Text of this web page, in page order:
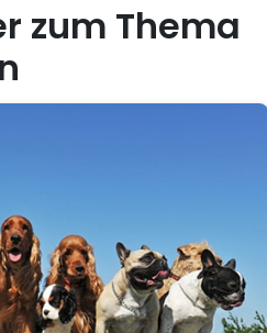
zum Thema